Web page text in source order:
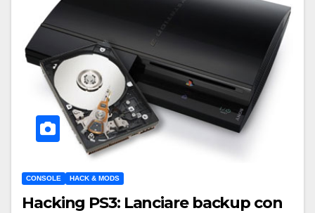
CONSOLE HACK & MODS
Hacking PS3: Lanciare backup con